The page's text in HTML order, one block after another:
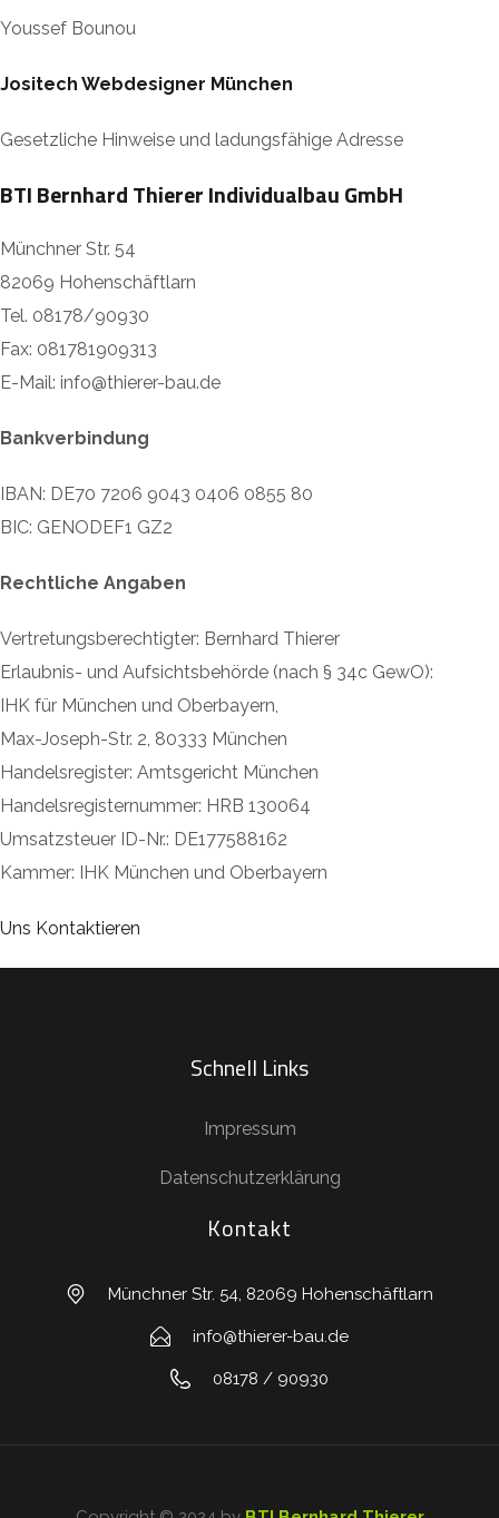
Youssef Bounou
Jositech Webdesigner München
Gesetzliche Hinweise und ladungsfähige Adresse
BTI Bernhard Thierer Individualbau GmbH
Münchner Str. 54
82069 Hohenschäftlarn
Tel. 08178/90930
Fax: 081781909313
E-Mail: info@thierer-bau.de
Bankverbindung
IBAN: DE70 7206 9043 0406 0855 80
BIC: GENODEF1 GZ2
Rechtliche Angaben
Vertretungsberechtigter: Bernhard Thierer
Erlaubnis- und Aufsichtsbehörde (nach § 34c GewO):
IHK für München und Oberbayern,
Max-Joseph-Str. 2, 80333 München
Handelsregister: Amtsgericht München
Handelsregisternummer: HRB 130064
Umsatzsteuer ID-Nr.: DE177588162
Kammer: IHK München und Oberbayern
Uns Kontaktieren
Schnell Links
Impressum
Datenschutzerklärung
Kontakt
Münchner Str. 54, 82069 Hohenschäftlarn
info@thierer-bau.de
08178 / 90930